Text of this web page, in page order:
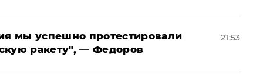
мы успешно протестировали
ракету", — Федоров
21:53